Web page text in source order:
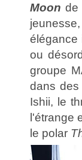
Moon de
élégance
ou
groupe
dans des
Ishii, le
l'étrange
le polar